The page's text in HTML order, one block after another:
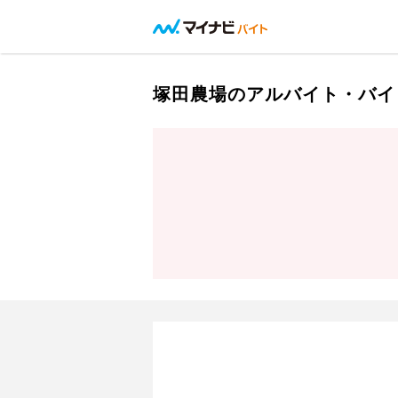
塚田農場のアルバイト・バ